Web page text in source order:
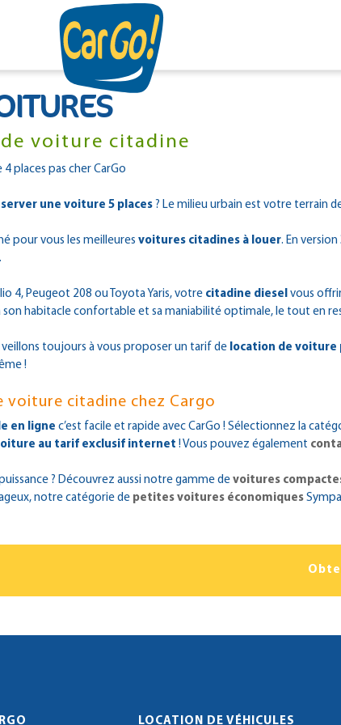
voiture citadine
une voiture 5 places ? Le milieu urbain est votre terrain
pour vous les meilleures voitures citadines à louer. En
4, Peugeot 208 ou Toyota Yaris, votre citadine diesel vous
son habitacle confortable et sa maniabilité optimale, le tout en
veillons toujours à vous proposer un tarif de location de voiture
!
voiture citadine chez Cargo
en ligne c’est facile et rapide avec CarGo ! Sélectionnez la
au tarif exclusif internet ! Vous pouvez également
? Découvrez aussi notre gamme de voitures
notre catégorie de petites voitures économiques
LOCATION DE VÉHICULES